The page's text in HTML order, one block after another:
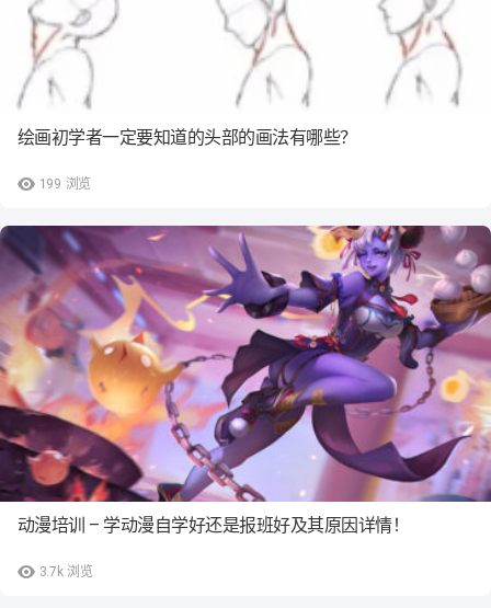
199 浏览
绘画初学者一定要知道的头部的画法有哪些？
3.7k 浏览
动漫培训 – 学动漫自学好还是报班好及其原因详情！